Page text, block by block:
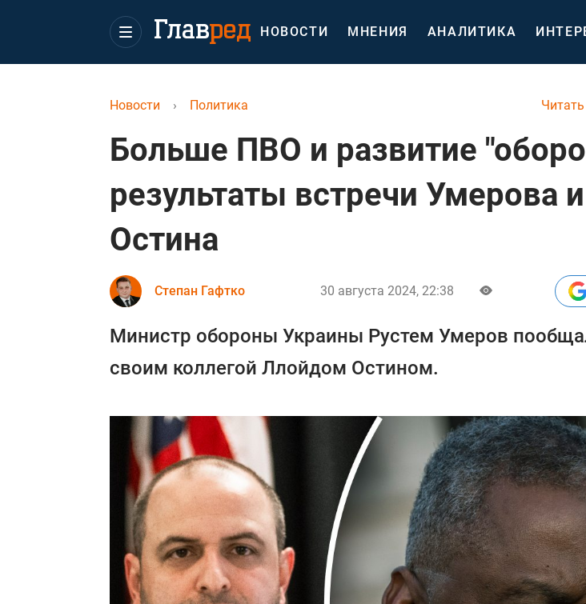
НОВОСТИ МНЕНИЯ АНАЛИТИКА
Новости › Политика
Больше ПВО и развитие
результаты встречи Умерова и
Остина
Степан Гафтко 30 августа 2024, 22:38
Министр обороны Украины Рустем Умеров
своим коллегой Ллойдом Остином.